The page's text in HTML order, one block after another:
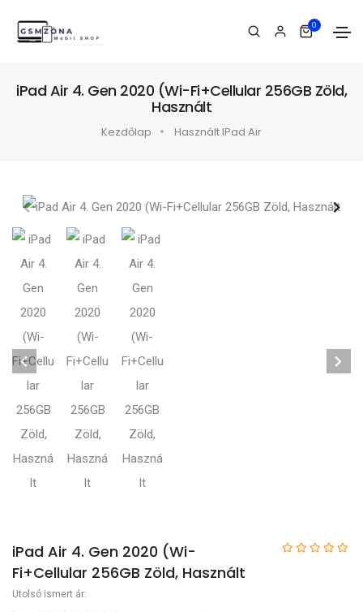
0
iPad Air 4. Gen 2020 (Wi-Fi+Cellular 256GB Zöld,
Használt
Kezdőlap Használt IPad Air
iPad Air 4. Gen 2020 (Wi-
Fi+Cellular 256GB Zöld, Használt
Utolsó ismert ár: